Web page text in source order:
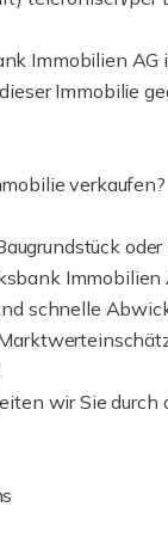
Immobilien AG
Immobilie
verkaufen?
schnelle
wir Sie durch